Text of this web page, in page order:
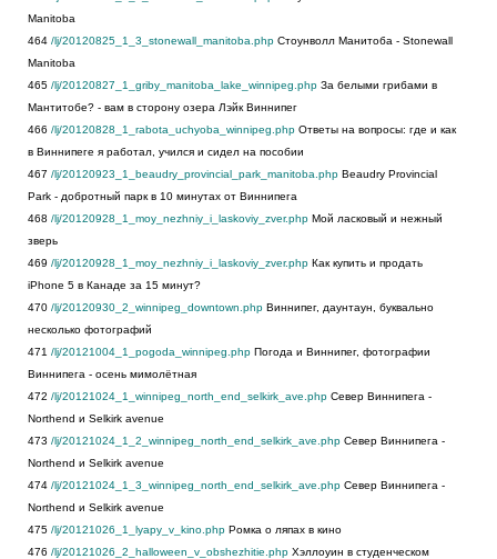
Manitoba
464 /lj/20120825_1_3_stonewall_manitoba.php Стоунволл Манитоба - Stonewall
Manitoba
465 /lj/20120827_1_griby_manitoba_lake_winnipeg.php За белыми грибами в
Мантитобе? - вам в сторону озера Лэйк Виннипег
466 /lj/20120828_1_rabota_uchyoba_winnipeg.php Ответы на вопросы: где и как
в Виннипеге я работал, учился и сидел на пособии
467 /lj/20120923_1_beaudry_provincial_park_manitoba.php Beaudry Provincial
Park - добротный парк в 10 минутах от Виннипега
468 /lj/20120928_1_moy_nezhniy_i_laskoviy_zver.php Мой ласковый и нежный
зверь
469 /lj/20120928_1_moy_nezhniy_i_laskoviy_zver.php Как купить и продать
iPhone 5 в Канаде за 15 минут?
470 /lj/20120930_2_winnipeg_downtown.php Виннипег, даунтаун, буквально
несколько фотографий
471 /lj/20121004_1_pogoda_winnipeg.php Погода и Виннипег, фотографии
Виннипега - осень мимолётная
472 /lj/20121024_1_winnipeg_north_end_selkirk_ave.php Север Виннипега -
Northend и Selkirk avenue
473 /lj/20121024_1_2_winnipeg_north_end_selkirk_ave.php Север Виннипега -
Northend и Selkirk avenue
474 /lj/20121024_1_3_winnipeg_north_end_selkirk_ave.php Север Виннипега -
Northend и Selkirk avenue
475 /lj/20121026_1_lyapy_v_kino.php Ромка о ляпах в кино
476 /lj/20121026_2_halloween_v_obshezhitie.php Хэллоуин в студенческом